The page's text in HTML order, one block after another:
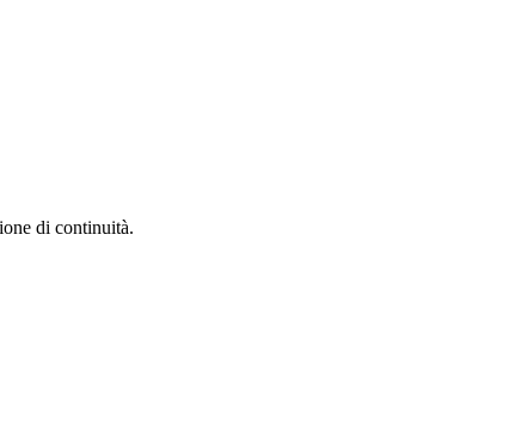
di continuità.